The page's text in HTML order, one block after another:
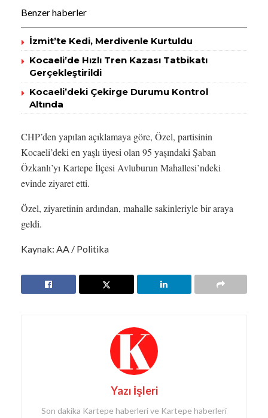
Benzer haberler
İzmit’te Kedi, Merdivenle Kurtuldu
Kocaeli’de Hızlı Tren Kazası Tatbikatı
Gerçekleştirildi
Kocaeli’deki Çekirge Durumu Kontrol
Altında
CHP’den yapılan açıklamaya göre, Özel, partisinin
Kocaeli’deki en yaşlı üyesi olan 95 yaşındaki Şaban
Özkanlı’yı Kartepe İlçesi Avluburun Mahallesi’ndeki
evinde ziyaret etti.
Özel, ziyaretinin ardından, mahalle sakinleriyle bir araya
geldi.
Kaynak: AA / Politika
Yazı İşleri
Son dakika Kartepe haberleri ve Kartepe haberleri